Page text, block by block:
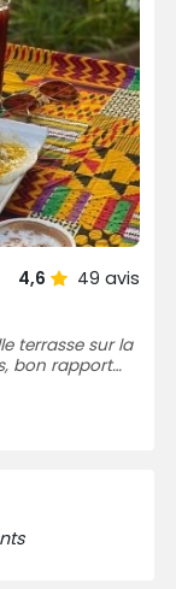
4,6 49 avis
bon rapport